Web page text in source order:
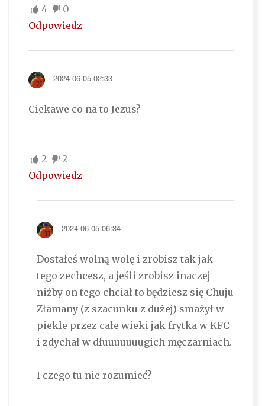
4
0
Odpowiedz
2024-06-05 02:33
Ciekawe co na to Jezus?
2
2
Odpowiedz
2024-06-05 06:34
Dostałeś wolną wolę i zrobisz tak jak
tego zechcesz, a jeśli zrobisz inaczej
niżby on tego chciał to będziesz się Chuju
Złamany (z szacunku z dużej) smażył w
piekle przez całe wieki jak frytka w KFC
i zdychał w dłuuuuuuugich męczarniach.
I czego tu nie rozumieć?